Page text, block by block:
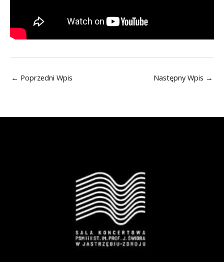
← Poprzedni Wpis Następny Wpis →